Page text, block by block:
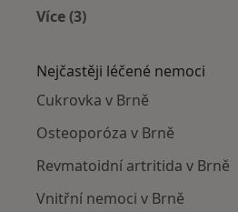
Více (3)
Nejčastěji léčené nemoci
Cukrovka v Brně
Osteoporóza v Brně
Revmatoidní artritida v Brně
Vnitřní nemoci v Brně